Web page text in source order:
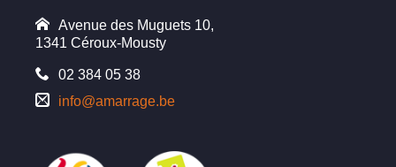
Avenue des Muguets 10,
1341 Céroux-Mousty
02 384 05 38
info@amarrage.be